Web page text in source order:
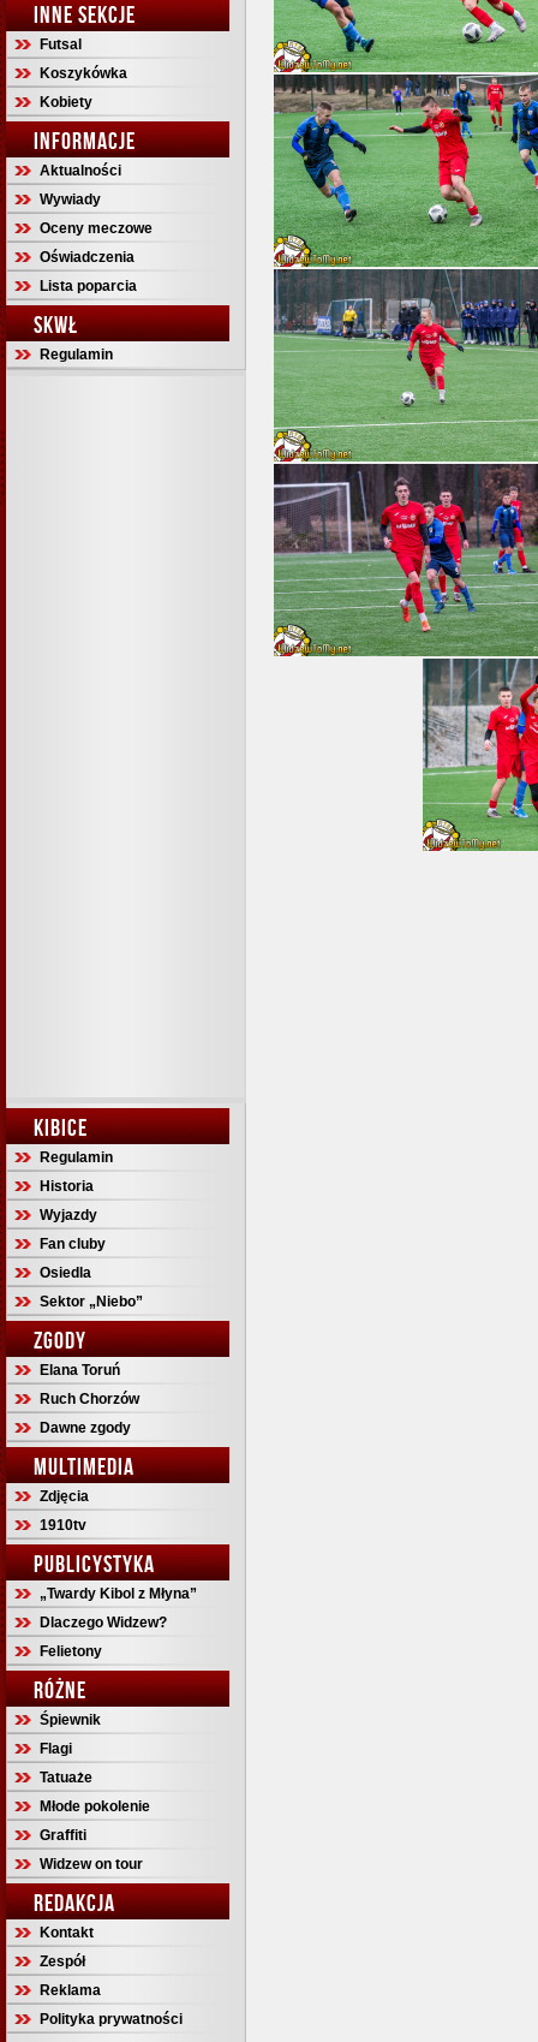
INNE SEKCJE
Futsal
Koszykówka
Kobiety
INFORMACJE
Aktualności
Wywiady
Oceny meczowe
Oświadczenia
Lista poparcia
SKWŁ
Regulamin
KIBICE
Regulamin
Historia
Wyjazdy
Fan cluby
Osiedla
Sektor „Niebo”
ZGODY
Elana Toruń
Ruch Chorzów
Dawne zgody
MULTIMEDIA
Zdjęcia
1910tv
PUBLICYSTYKA
„Twardy Kibol z Młyna”
Dlaczego Widzew?
Felietony
RÓŻNE
Śpiewnik
Flagi
Tatuaże
Młode pokolenie
Graffiti
Widzew on tour
REDAKCJA
Kontakt
Zespół
Reklama
Polityka prywatności